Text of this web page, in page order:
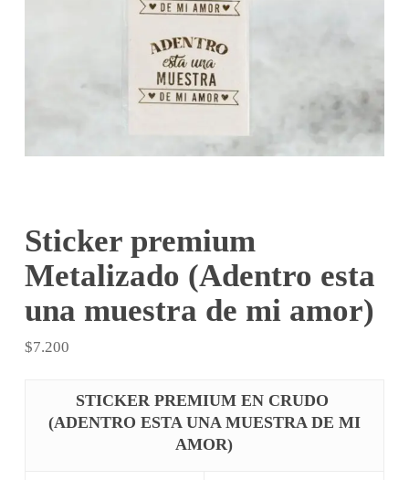
Sticker premium
Metalizado (Adentro esta
una muestra de mi amor)
$7.200
STICKER PREMIUM EN CRUDO
(ADENTRO ESTA UNA MUESTRA DE MI
AMOR)